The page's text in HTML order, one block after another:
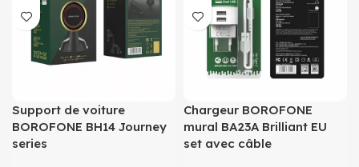
Support de voiture
BOROFONE BH14 Journey
series
Chargeur BOROFONE
mural BA23A Brilliant EU
set avec câble